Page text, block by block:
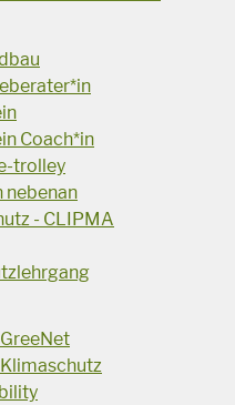
Coach*in
trolley
nebenan
- CLIPMA